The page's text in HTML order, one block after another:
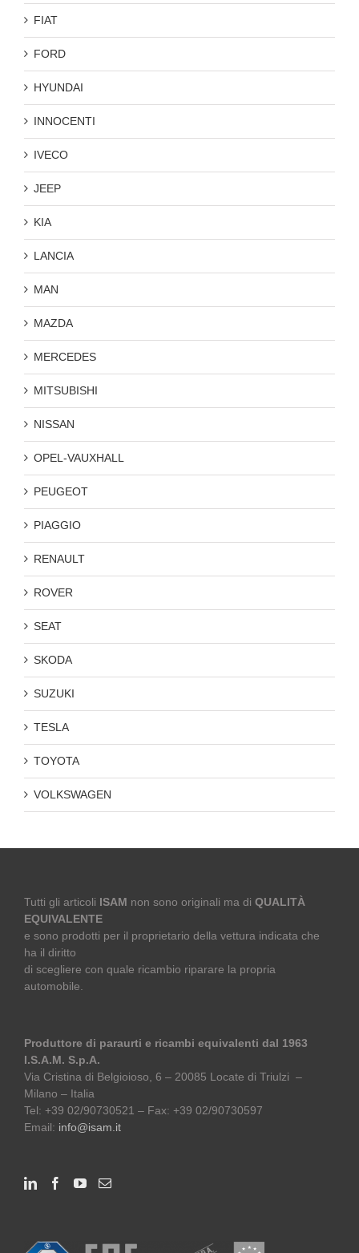
FIAT
FORD
HYUNDAI
INNOCENTI
IVECO
JEEP
KIA
LANCIA
MAN
MAZDA
MERCEDES
MITSUBISHI
NISSAN
OPEL-VAUXHALL
PEUGEOT
PIAGGIO
RENAULT
ROVER
SEAT
SKODA
SUZUKI
TESLA
TOYOTA
VOLKSWAGEN
Tutti gli articoli ISAM non sono originali ma di QUALITÀ
EQUIVALENTE
e sono prodotti per il proprietario della vettura indicata che
ha il diritto
di scegliere con quale ricambio riparare la propria
automobile.
Produttore di paraurti e ricambi equivalenti dal 1963
I.S.A.M. S.p.A.
Via Cristina di Belgioioso, 6 – 20085 Locate di Triulzi –
Milano – Italia
Tel: +39 02/90730521 – Fax: +39 02/90730597
Email: info@isam.it